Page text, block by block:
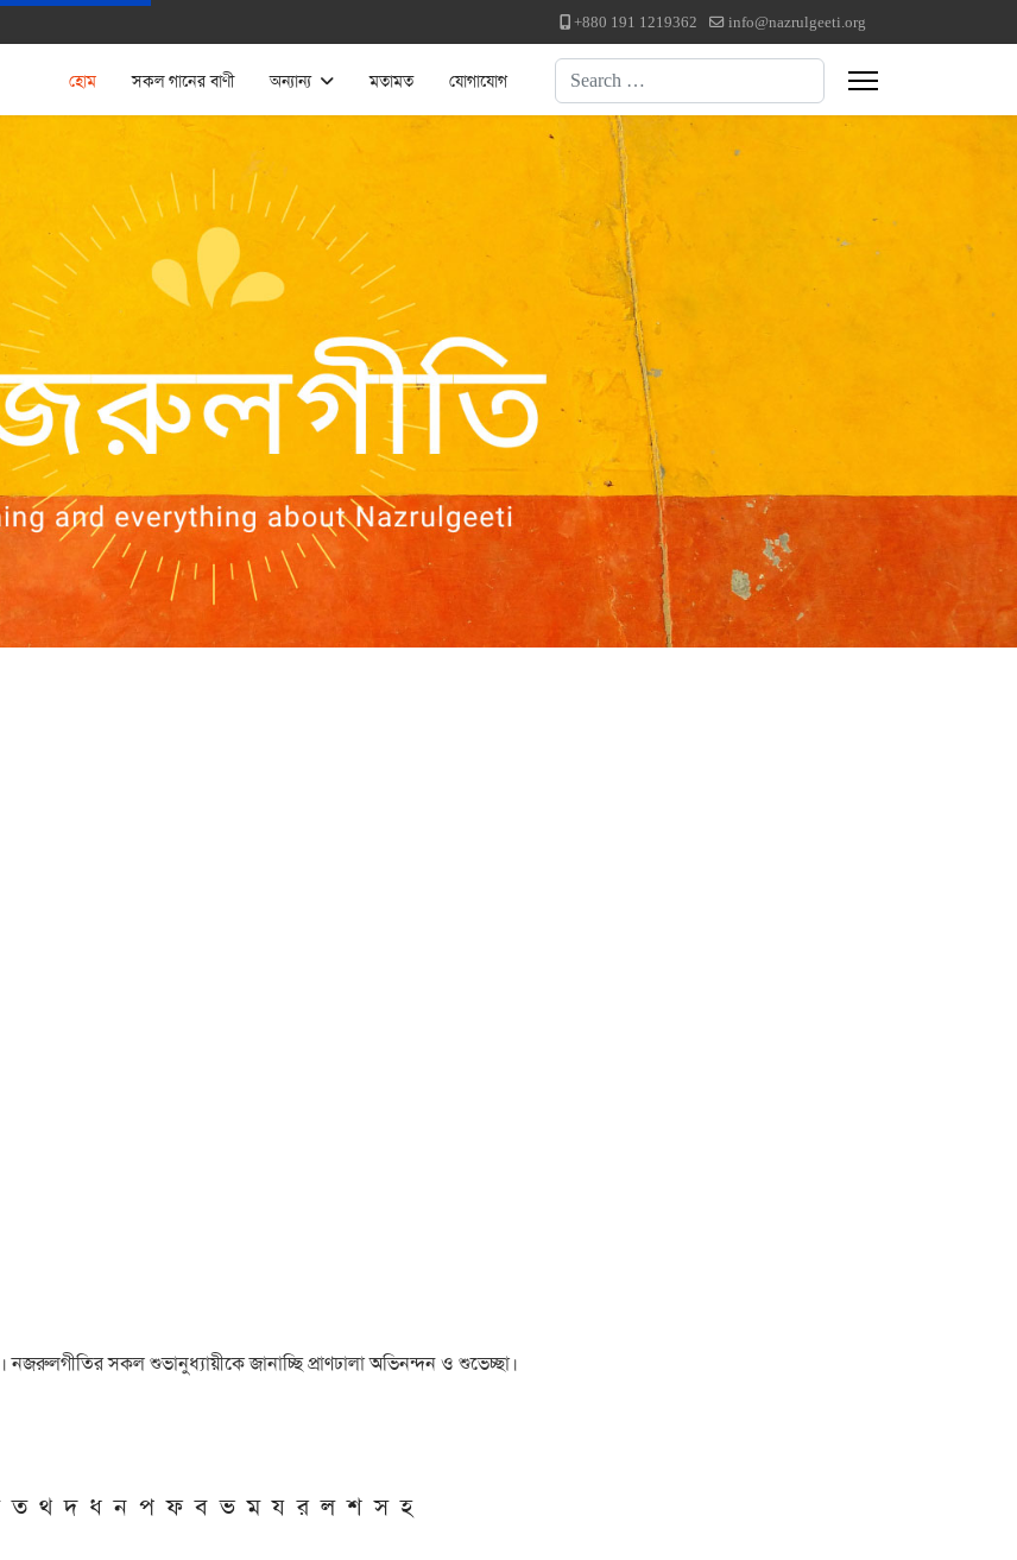
+880 191 1219362 info@nazrulgeeti.org
হোম সকল গানের বাণী অন্যান্য মতামত যোগাযোগ Search
নজরুলগীতির সকল শুভানুধ্যায়ীকে জানাচ্ছি প্রাণঢালা অভিনন্দন ও শুভেচ্ছা।
ত থ দ ধ ন প ফ ব ভ ম য র ল শ স হ